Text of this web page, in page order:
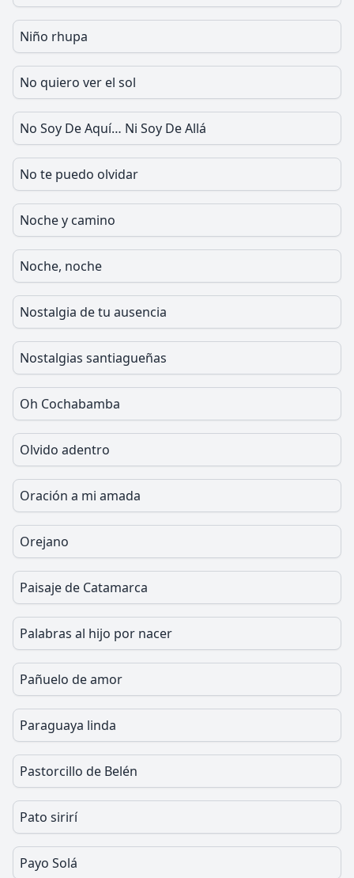
Niño rhupa
No quiero ver el sol
No Soy De Aquí… Ni Soy De Allá
No te puedo olvidar
Noche y camino
Noche, noche
Nostalgia de tu ausencia
Nostalgias santiagueñas
Oh Cochabamba
Olvido adentro
Oración a mi amada
Orejano
Paisaje de Catamarca
Palabras al hijo por nacer
Pañuelo de amor
Paraguaya linda
Pastorcillo de Belén
Pato sirirí
Payo Solá